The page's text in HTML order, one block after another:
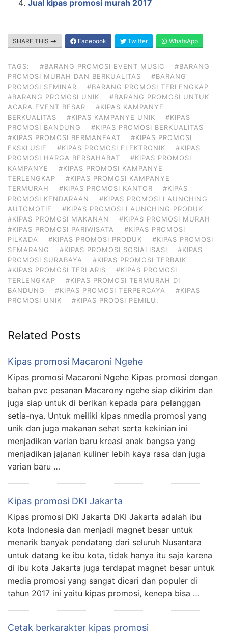
Jual kipas promosi murah 2017
SHARE THIS Facebook Twitter WhatsApp
TAGS: #BARANG PROMOSI EVENT MUSIC
#BARANG
PROMOSI MURAH DAN BERKUALITAS
#BARANG
PROMOSI SEMINAR
#BARANG PROMOSI TERLENGKAP
#BARANG PROMOSI UNIK
#BARANG PROMOSI UNTUK
ACARA EVENT BESAR
#KIPAS KAMPANYE
BERKUALITAS
#KIPAS KAMPANYE UNIK
#KIPAS
PROMOSI BANDUNG
#KIPAS PROMOSI BERKUALITAS
#KIPAS PROMOSI BERMANFAAT
#KIPAS PROMOSI
EKSKLUSIF
#KIPAS PROMOSI ELEKTRONIK
#KIPAS
PROMOSI HARGA BERSAHABAT
#KIPAS PROMOSI
KAMPANYE
#KIPAS PROMOSI KAMPANYE
TERLENGKAP
#KIPAS PROMOSI KAMPANYE
TERMURAH
#KIPAS PROMOSI KANTOR
#KIPAS
PROMOSI KENDARAAN
#KIPAS PROMOSI LAUNCHING
AUTOMOTIF
#KIPAS PROMOSI LAUNCHING PRODUK
#KIPAS PROMOSI MAKANAN
#KIPAS PROMOSI MURAH
#KIPAS PROMOSI PARIWISATA
#KIPAS PROMOSI
PILKADA
#KIPAS PROMOSI PRODUK
#KIPAS PROMOSI
SEMARANG
#KIPAS PROMOSI SOSIALISASI
#KIPAS
PROMOSI SURABAYA
#KIPAS PROMOSI TERBAIK
#KIPAS PROMOSI TERLARIS
#KIPAS PROMOSI
TERLENGKAP
#KIPAS PROMOSI TERMURAH DI
BANDUNG
#KIPAS PROMOSI TERPERCAYA
#KIPAS
PROMOSI UNIK
#KIPAS PROOSI PEMILU.
Related Posts
Kipas promosi Macaroni Ngehe
Kipas promosi Macaroni Ngehe Kipas promosi dengan
bahan pvc pesanan Macarony ngehe siap dikirim dan
juga siap untuk di berikan kepada para pelanggan
setia-nya. Untuk meiliki kipas nmedia promosi yang
unik dan juga makanan sehat serta kekinian ini
menjadikan varian baru kreasi anak bangsa yang
menjadikan jajanan kuliner lebih kaya rasa dan juga
varian baru …
Kipas promosi DKI Jakarta
Kipas promosi DKI Jakarta DKI Jakarta adalah ibu
kota Indonesia dan menjadi magnet besar untuk
menarik banyak pendatang dari seluruh Nusantara
untuk datang ke ibu kota, tidak hanya itu saja karena
di ibu kota Jakarta juga terdapat magnet besar untuk
media promosi yang sangat dicari dan populer di
tahun 2017 ini yaitu kipas promosi, kenepa bisa …
Cetak berkarakter kipas promosi